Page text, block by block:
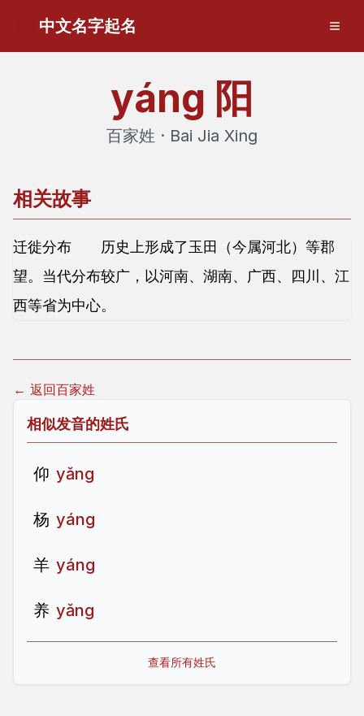
中文名字起名
yáng 阳
百家姓 · Bai Jia Xing
相关故事
迁徙分布 历史上形成了玉田（今属河北）等郡
望。当代分布较广，以河南、湖南、广西、四川、江
西等省为中心。
← 返回百家姓
相似发音的姓氏
仰 yǎng
杨 yáng
羊 yáng
养 yǎng
查看所有姓氏